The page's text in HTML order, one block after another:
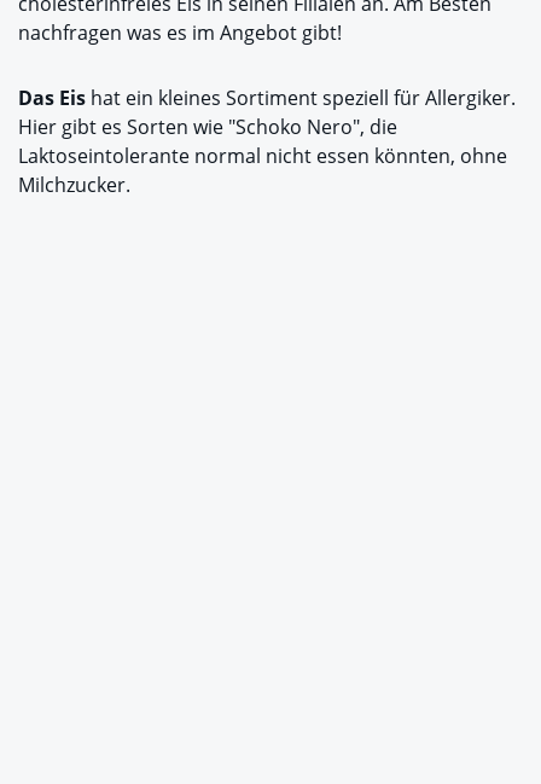
nachfragen was es im Angebot gibt!
Das Eis hat ein kleines Sortiment speziell für Allergiker.
Hier gibt es Sorten wie "Schoko Nero", die
Laktoseintolerante normal nicht essen könnten, ohne
Milchzucker.